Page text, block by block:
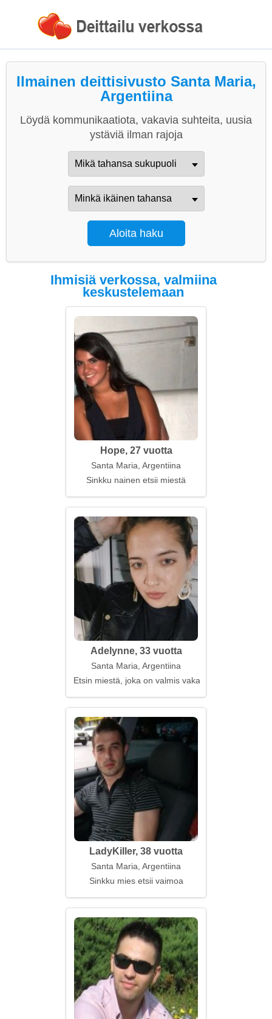
Ilmainen deittisivusto Santa Maria,
Argentiina
Löydä kommunikaatiota, vakavia suhteita, uusia
ystäviä ilman rajoja
Ihmisiä verkossa, valmiina
keskustelemaan
Hope, 27 vuotta
Santa Maria, Argentiina
Sinkku nainen etsii miestä
Adelynne, 33 vuotta
Santa Maria, Argentiina
Etsin miestä, joka on valmis vakavaan suhteeseen
LadyKiller, 38 vuotta
Santa Maria, Argentiina
Sinkku mies etsii vaimoa